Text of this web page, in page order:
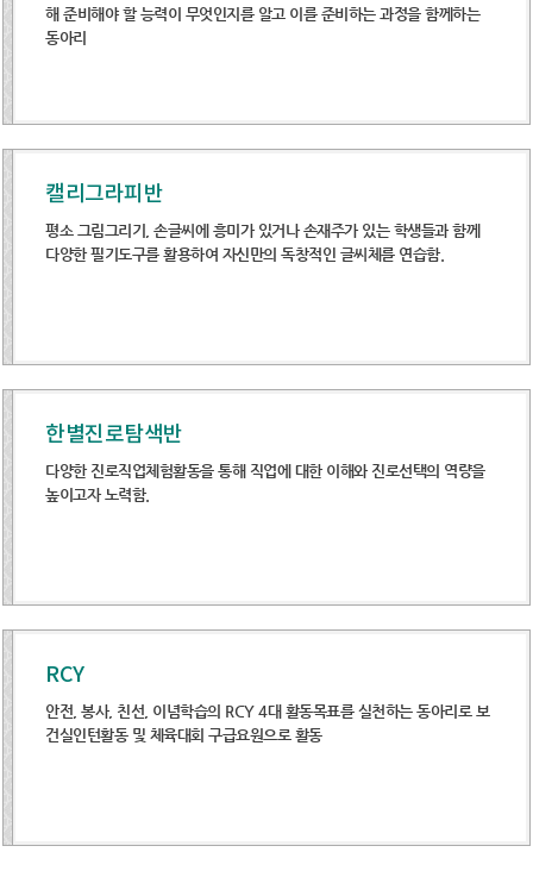
해 준비해야 할 능력이 무엇인지를 알고 이를 준비하는 과정을 함께하는
동아리
캘리그라피반
평소 그림그리기, 손글씨에 흥미가 있거나 손재주가 있는 학생들과 함께
다양한 필기도구를 활용하여 자신만의 독창적인 글씨체를 연습함.
한별진로탐색반
다양한 진로직업체험활동을 통해 직업에 대한 이해와 진로선택의 역량을
높이고자 노력함.
RCY
안전, 봉사, 친선, 이념학습의 RCY 4대 활동목표를 실천하는 동아리로 보
건실인턴활동 및 체육대회 구급요원으로 활동